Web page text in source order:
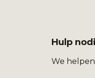
Hulp
We